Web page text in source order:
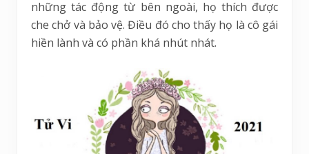
những tác động từ bên ngoài, họ thích được
che chở và bảo vệ. Điều đó cho thấy họ là cô gái
hiền lành và có phần khá nhút nhát.